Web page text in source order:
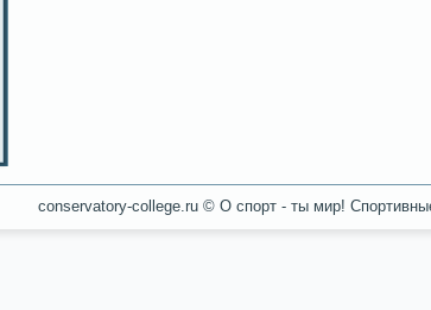
conservatory-college.ru © О спοрт - ты мир!